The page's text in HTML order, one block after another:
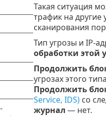
Такая ситуация
трафик на другие
сканирования
Тип угрозы и IP-
обработки этой
Продолжить
угрозах этого
Продолжить
Service, IDS)со
журнал — нет.